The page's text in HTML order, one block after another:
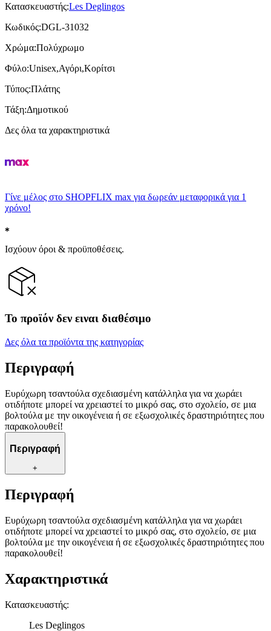
Κατασκευαστής:Les Deglingos
Κωδικός:DGL-31032
Χρώμα:Πολύχρωμο
Φύλο:Unisex,Αγόρι,Κορίτσι
Τύπος:Πλάτης
Τάξη:Δημοτικού
Δες όλα τα χαρακτηριστικά
Γίνε μέλος στο SHOPFLIX max για δωρεάν μεταφορικά για 1
χρόνο!
Ισχύουν όροι & προϋποθέσεις.
Το προϊόν δεν ειναι διαθέσιμο
Δες όλα τα προϊόντα της κατηγορίας
Περιγραφή
Ευρύχωρη τσαντούλα σχεδιασμένη κατάλληλα για να χωράει
οτιδήποτε μπορεί να χρειαστεί το μικρό σας, στο σχολείο, σε μια
βολτούλα με την οικογένεια ή σε εξωσχολικές δραστηριότητες που
παρακολουθεί!
Περιγραφή
+
Περιγραφή
Ευρύχωρη τσαντούλα σχεδιασμένη κατάλληλα για να χωράει
οτιδήποτε μπορεί να χρειαστεί το μικρό σας, στο σχολείο, σε μια
βολτούλα με την οικογένεια ή σε εξωσχολικές δραστηριότητες που
παρακολουθεί!
Χαρακτηριστικά
Κατασκευαστής:
Les Deglingos